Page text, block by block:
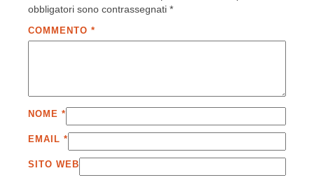
obbligatori sono contrassegnati *
COMMENTO *
NOME *
EMAIL *
SITO WEB